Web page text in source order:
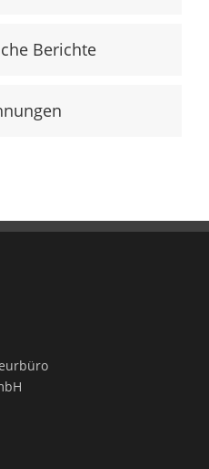
Berichte